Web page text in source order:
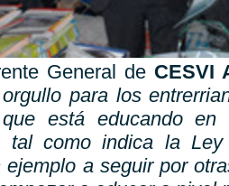
General de CESVI
para los
está educando
tal como indica la
a seguir por